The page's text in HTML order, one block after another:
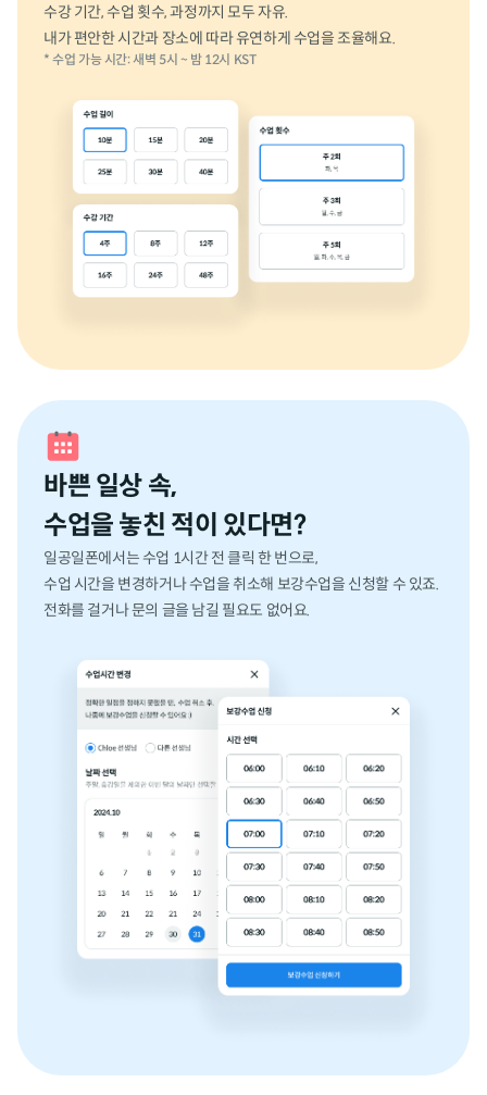
수강 기간, 수업 횟수, 과정까지 모두 자유.
내가 편안한 시간과 장소에 따라 유연하게 수업을 조율해요.
* 수업 가능 시간: 새벽 5시 ~ 밤 12시 KST
바쁜 일상 속,
수업을 놓친 적이 있다면?
일공일폰에서는 수업 1시간 전 클릭 한 번으로,
수업 시간을 변경하거나 수업을 취소해 보강수업을 신청할 수 있죠.
전화를 걸거나 문의 글을 남길 필요도 없어요.